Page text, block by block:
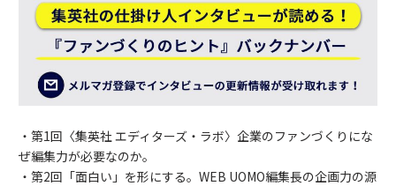
・第1回 〈集英社 エディターズ・ラボ〉企業のファンづくりにな
ぜ編集力が必要なのか。
・第2回 「面白い」を形にする。WEB UOMO編集長の企画力の源